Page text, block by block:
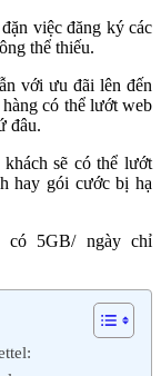
việc đăng ký các
thể thiếu.
với ưu đãi lên đến
có thể lướt web
đâu.
sẽ có thể lướt
hay gói cước bị hạ